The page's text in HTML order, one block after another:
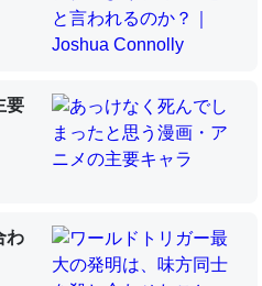
利だから両方が拮抗してるので
グモ）はカルシウムを使わずキ
要
わ